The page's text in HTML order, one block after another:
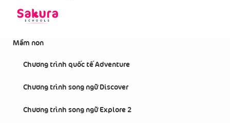
Mầm non
Chương trình quốc tế Adventure
Chương trình song ngữ Discover
Chương trình song ngữ Explore 2